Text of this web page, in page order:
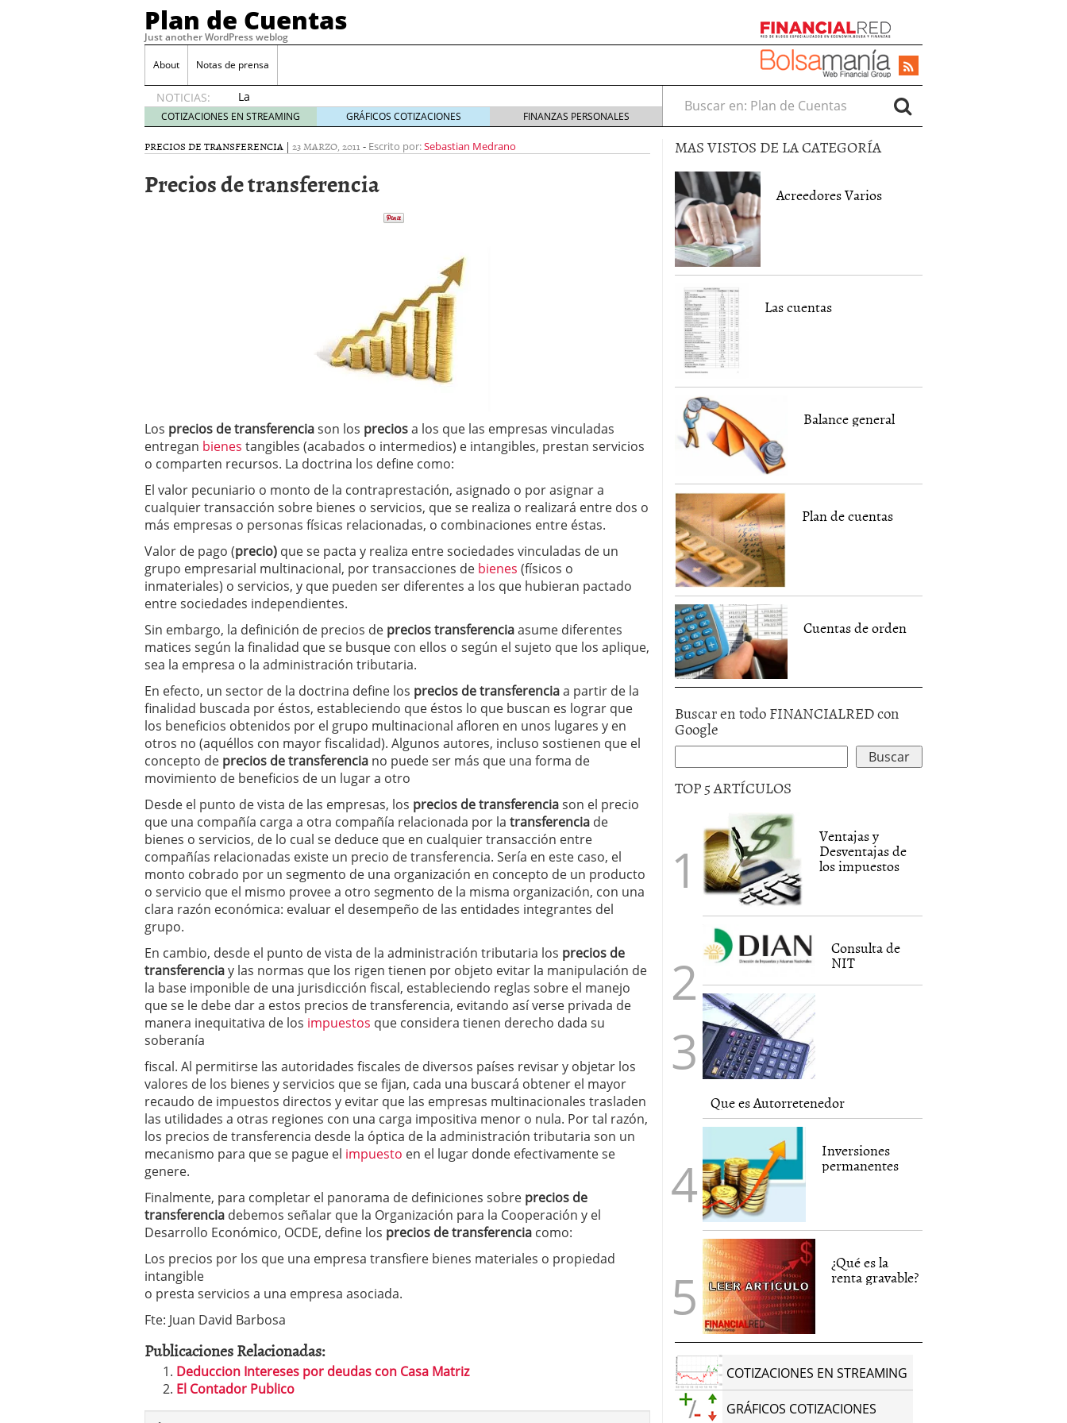
Plan de Cuentas
Just another WordPress weblog
About Notas de prensa
NOTICIAS:
La
elección
del
mejor
es tuya
septiembre
Ventajas de las Tarjetas de Crédito en Colombia
junio 11, 2013
¿Quién debe firmar un acta de asamblea? mayo 30, 2013
COTIZACIONES EN STREAMING GRÁFICOS COTIZACIONES FINANZAS PERSONALES
Buscar en:
PRECIOS DE TRANSFERENCIA | 23 MARZO, 2011 - Escrito por:Sebastian Medrano
Precios de transferencia
Los precios de transferenciason los preciosa los que las empresas vinculadas
entregan bienes tangibles (acabados o intermedios) e intangibles, prestan servicios
o comparten recursos. La doctrina los define como:
El valor pecuniario o monto de la contraprestación, asignado o por asignar a
cualquier transacción sobre bienes o servicios, que se realiza o realizará entre dos o
más empresas o personas físicas relacionadas, o combinaciones entre éstas.
Valor de pago (precio) que se pacta y realiza entre sociedades vinculadas de un
grupo empresarial multinacional, por transacciones de bienes (físicos o
inmateriales) o servicios, y que pueden ser diferentes a los que hubieran pactado
entre sociedades independientes.
Sin embargo, la definición de precios de precios transferenciaasume diferentes
matices según la finalidad que se busque con ellos o según el sujeto que los aplique,
sea la empresa o la administración tributaria.
En efecto, un sector de la doctrina define los precios de transferenciaa partir de la
finalidad buscada por éstos, estableciendo que éstos lo que buscan es lograr que
los beneficios obtenidos por el grupo multinacional afloren en unos lugares y en
otros no (aquéllos con mayor fiscalidad). Algunos autores, incluso sostienen que el
concepto de precios de transferencia no puede ser más que una forma de
movimiento de beneficios de un lugar a otro
Desde el punto de vista de las empresas, los precios de transferenciason el precio
que una compañía carga a otra compañía relacionada por la transferencia de
bienes o servicios, de lo cual se deduce que en cualquier transacción entre
compañías relacionadas existe un precio de transferencia. Sería en este caso, el
monto cobrado por un segmento de una organización en concepto de un producto
o servicio que el mismo provee a otro segmento de la misma organización, con una
clara razón económica: evaluar el desempeño de las entidades integrantes del
grupo.
En cambio, desde el punto de vista de la administración tributaria los precios de
transferenciay las normas que los rigen tienen por objeto evitar la manipulación de
la base imponible de una jurisdicción fiscal, estableciendo reglas sobre el manejo
que se le debe dar a estos precios de transferencia, evitando así verse privada de
manera inequitativa de los impuestos que considera tienen derecho dada su
soberanía
fiscal. Al permitirse las autoridades fiscales de diversos países revisar y objetar los
valores de los bienes y servicios que se fijan, cada una buscará obtener el mayor
recaudo de impuestos directos y evitar que las empresas multinacionales trasladen
las utilidades a otras regiones con una carga impositiva menor o nula. Por tal razón,
los precios de transferencia desde la óptica de la administración tributaria son un
mecanismo para que se pague el impuesto en el lugar donde efectivamente se
genere.
Finalmente, para completar el panorama de definiciones sobre precios de
transferencia debemos señalar que la Organización para la Cooperación y el
Desarrollo Económico, OCDE, define los precios de transferencia como:
Los precios por los que una empresa transfiere bienes materiales o propiedad
intangible
o presta servicios a una empresa asociada.
Fte: Juan David Barbosa
Publicaciones Relacionadas:
Deduccion Intereses por deudas con Casa Matriz
El Contador Publico
MAS VISTOS DE LA CATEGORÍA
Acreedores Varios
Las cuentas
Balance general
Plan de cuentas
Cuentas de orden
Buscar en todo FINANCIALRED con
Google
TOP 5 ARTÍCULOS
Ventajas y
Desventajas de
los impuestos
Consulta de
NIT
Que es Autorretenedor
Inversiones
permanentes
¿Qué es la
renta gravable?
COTIZACIONES EN STREAMING
GRÁFICOS COTIZACIONES